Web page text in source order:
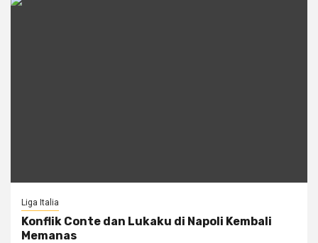
Liga Italia
Konflik Conte dan Lukaku di Napoli Kembali
Memanas